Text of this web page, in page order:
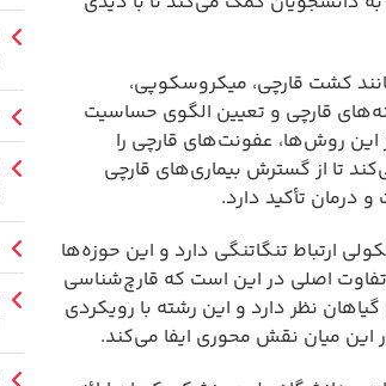
کشت قارچی، میکروسکوپی،
قارچی و تعیین الگوی حساسیت
این روش‌ها، عفونت‌های قارچی را
تا از گسترش بیماری‌های قارچی
تأکید دارد.
ارتباط تنگاتنگی دارد و این حوزه‌ها
اصلی در این است که قارچ‌شناسی
نظر دارد و این رشته با رویکردی
این میان نقش محوری ایفا می‌کند.